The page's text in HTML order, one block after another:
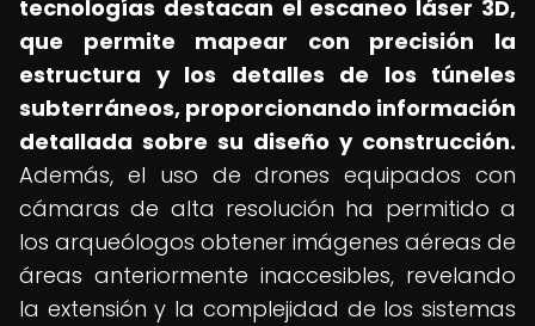
tecnologías destacan el escaneo láser 3D,
que permite mapear con precisión la
estructura y los detalles de los túneles
subterráneos, proporcionando información
detallada sobre su diseño y construcción.
Además, el uso de drones equipados con
cámaras de alta resolución ha permitido a
los arqueólogos obtener imágenes aéreas de
áreas anteriormente inaccesibles, revelando
la extensión y la complejidad de los sistemas